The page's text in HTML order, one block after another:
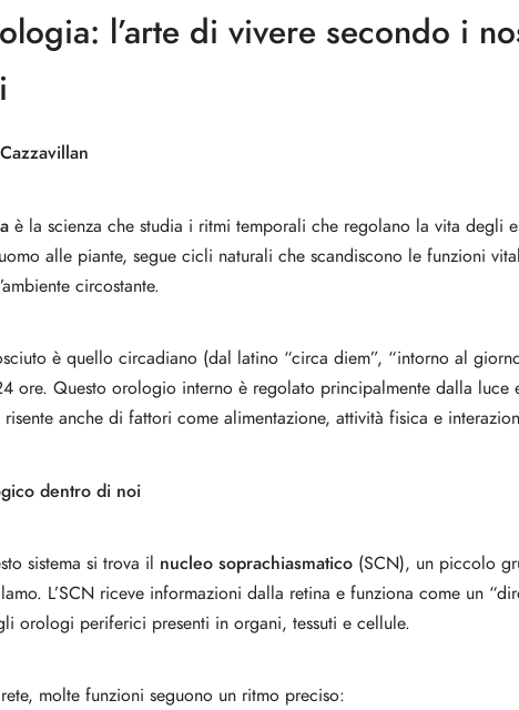
l’arte di vivere secondo i
è la scienza che studia i ritmi temporali che regolano la vita degli
alle piante, segue cicli naturali che scandiscono le funzioni
circostante.
è quello circadiano (dal latino “circa diem”, “intorno al
ore. Questo orologio interno è regolato principalmente dalla luce
anche di fattori come alimentazione, attività fisica e
dentro di noi
sistema si trova il nucleo soprachiasmatico (SCN), un piccolo
L’SCN riceve informazioni dalla retina e funziona come un
orologi periferici presenti in organi, tessuti e cellule.
molte funzioni seguono un ritmo preciso: